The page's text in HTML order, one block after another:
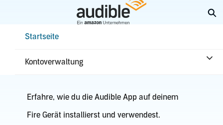
Startseite
Kontoverwaltung
Fire Geräte
Erfahre, wie du die Audible App auf deinem
Fire Gerät installierst und verwendest.